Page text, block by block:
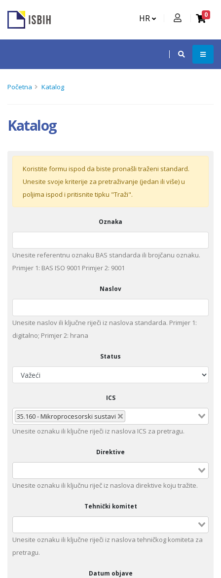
HR 0
Početna Katalog
Katalog
Koristite formu ispod da biste pronašli traženi standard.
Unesite svoje kriterije za pretraživanje (jedan ili više) u
poljima ispod i pritisnite tipku "Traži".
Oznaka
Unesite referentnu oznaku BAS standarda ili brojčanu oznaku.
Primjer 1: BAS ISO 9001 Primjer 2: 9001
Naslov
Unesite naslov ili ključne riječi iz naslova standarda. Primjer 1:
digitalno; Primjer 2: hrana
Status
ICS
35.160 - Mikroprocesorski sustavi
Unesite oznaku ili ključne riječi iz naslova ICS za pretragu.
Direktive
Unеsitе oznaku ili klјučnu rijеč iz nаslоvа dirеktivе kојu trаžitе.
Tehnički komitet
Unesite оznaku ili ključne riječi iz naslova tehničkog komiteta za
pretragu.
Datum objave